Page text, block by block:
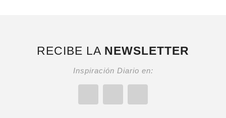
RECIBE LA NEWSLETTER
Inspiración Diario en: